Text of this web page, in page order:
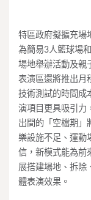
特區政府擬擴充場
為簡易3人籃球場
場地舉辦活動及親
表演區還將推出月
技術測試的時間成
演項目更具吸引力
出間的「空檔期」
樂設施不足、運動
信，新模式能為前
展搭建場地、拆除
體表演效果。